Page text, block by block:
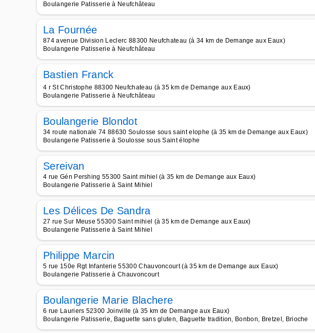
Boulangerie Patisserie à Neufchâteau
La Fournée
874 avenue Division Leclerc 88300 Neufchateau (à 34 km de Demange aux Eaux)
Boulangerie Patisserie à Neufchâteau
Bastien Franck
4 r St Christophe 88300 Neufchateau (à 35 km de Demange aux Eaux)
Boulangerie Patisserie à Neufchâteau
Boulangerie Blondot
34 route nationale 74 88630 Soulosse sous saint elophe (à 35 km de Demange aux Eaux)
Boulangerie Patisserie à Soulosse sous Saint élophe
Sereivan
4 rue Gén Pershing 55300 Saint mihiel (à 35 km de Demange aux Eaux)
Boulangerie Patisserie à Saint Mihiel
Les Délices De Sandra
27 rue Sur Meuse 55300 Saint mihiel (à 35 km de Demange aux Eaux)
Boulangerie Patisserie à Saint Mihiel
Philippe Marcin
5 rue 150e Rgt Infanterie 55300 Chauvoncourt (à 35 km de Demange aux Eaux)
Boulangerie Patisserie à Chauvoncourt
Boulangerie Marie Blachere
6 rue Lauriers 52300 Joinville (à 35 km de Demange aux Eaux)
Boulangerie Patisserie, Baguette sans gluten, Baguette tradition, Bonbon, Bretzel, Brioche